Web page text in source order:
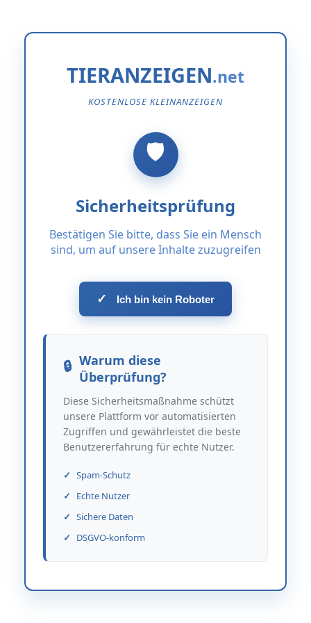
TIERANZEIGEN
KOSTENLOSE KLEINANZEIGEN
Sicherheitsprüfung
Bestätigen Sie bitte, dass Sie ein Mensch
sind, um auf unsere Inhalte zuzugreifen
✓ Ich bin kein Roboter
Warum diese
Überprüfung?
Diese Sicherheitsmaßnahme schützt
unsere Plattform vor automatisierten
Zugriffen und gewährleistet die beste
Benutzererfahrung für echte Nutzer.
Spam-Schutz
Echte Nutzer
Sichere Daten
DSGVO-konform